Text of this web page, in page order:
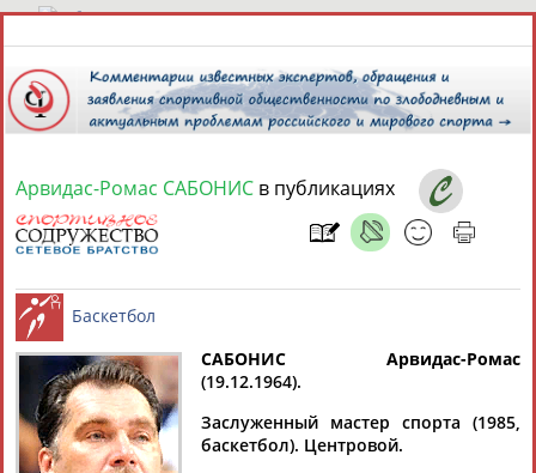
9 августа 2026 года,07:33
Найдено: 13181 Расширенный поиск
Аслаудин
АБАЕВ
Елена
АБАИМОВА
Мария
АБАКУМОВА
АБАЛАКИНА
Арвидас-Ромас САБОНИС в публикациях
Баскетбол
САБОНИС Арвидас-Ромас
(19.12.1964).
Заслуженный мастер спорта (1985,
баскетбол). Центровой.